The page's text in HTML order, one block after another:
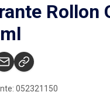
Rollon
052321150